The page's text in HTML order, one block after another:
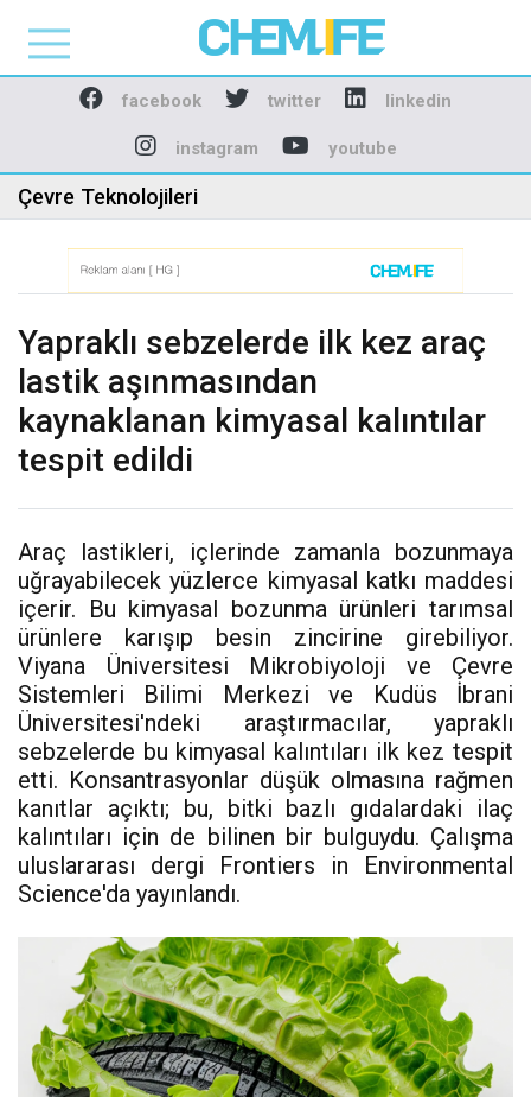
Chemlife - Basılı ve
facebook twitter linkedin
instagram youtube
Çevre Teknolojileri
Yapraklı sebzelerde ilk kez araç
lastik aşınmasından
kaynaklanan kimyasal kalıntılar
tespit edildi
Araç lastikleri, içlerinde zamanla bozunmaya
uğrayabilecek yüzlerce kimyasal katkı maddesi
içerir. Bu kimyasal bozunma ürünleri tarımsal
ürünlere karışıp besin zincirine girebiliyor.
Viyana Üniversitesi Mikrobiyoloji ve Çevre
Sistemleri Bilimi Merkezi ve Kudüs İbrani
Üniversitesi'ndeki araştırmacılar, yapraklı
sebzelerde bu kimyasal kalıntıları ilk kez tespit
etti. Konsantrasyonlar düşük olmasına rağmen
kanıtlar açıktı; bu, bitki bazlı gıdalardaki ilaç
kalıntıları için de bilinen bir bulguydu. Çalışma
uluslararası dergi Frontiers in Environmental
Science'da yayınlandı.